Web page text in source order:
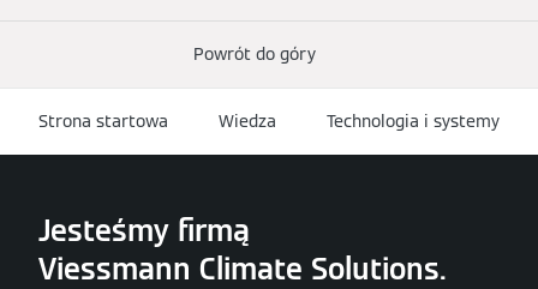
Powrót do góry
Strona startowa Wiedza Technologia i systemy
Jesteśmy firmą
Viessmann Climate Solutions.